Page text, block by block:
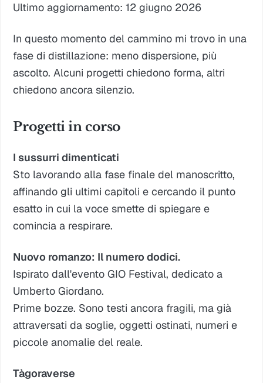
Ultimo aggiornamento: 12 giugno 2026
In questo momento del cammino mi trovo in una
fase di distillazione: meno dispersione, più
ascolto. Alcuni progetti chiedono forma, altri
chiedono ancora silenzio.
Progetti in corso
I sussurri dimenticati
Sto lavorando alla fase finale del manoscritto,
affinando gli ultimi capitoli e cercando il punto
esatto in cui la voce smette di spiegare e
comincia a respirare.
Nuovo romanzo: Il numero dodici.
Ispirato dall'evento GIO Festival, dedicato a
Umberto Giordano.
Prime bozze. Sono testi ancora fragili, ma già
attraversati da soglie, oggetti ostinati, numeri e
piccole anomalie del reale.
Tàgoraverse